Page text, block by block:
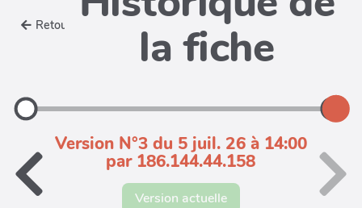
Retour
la fiche
Version N°3 du 5 juil. 26 à 14:00
par 186.144.44.158
Version actuelle